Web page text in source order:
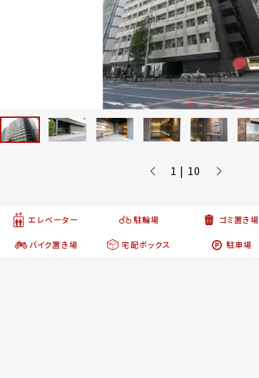
1 | 10
エレベーター 駐輪場 ゴミ置き場
バイク置き場 宅配ボックス 駐車場